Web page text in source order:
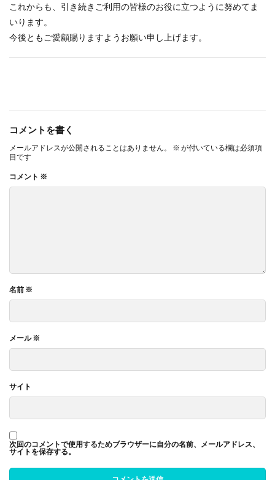
これからも、引き続きご利用の皆様のお役に立つように努めてま
いります。
今後ともご愛顧賜りますようお願い申し上げます。
コメントを書く
メールアドレスが公開されることはありません。 ※ が付いている欄は必須項
目です
コメント ※
名前 ※
メール※
サイト
次回のコメントで使用するためブラウザーに自分の名前、メールアドレス、
サイトを保存する。